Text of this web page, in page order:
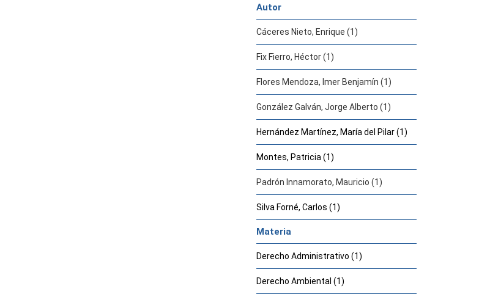
Autor
Cáceres Nieto, Enrique (1)
Fix Fierro, Héctor (1)
Flores Mendoza, Imer Benjamín (1)
González Galván, Jorge Alberto (1)
Hernández Martínez, María del Pilar (1)
Montes, Patricia (1)
Padrón Innamorato, Mauricio (1)
Silva Forné, Carlos (1)
Materia
Derecho Administrativo (1)
Derecho Ambiental (1)